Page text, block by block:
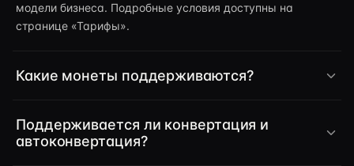
модели бизнеса. Подробные условия доступны на
странице «Тарифы».
Какие монеты поддерживаются?
Поддерживается ли конвертация и
автоконвертация?